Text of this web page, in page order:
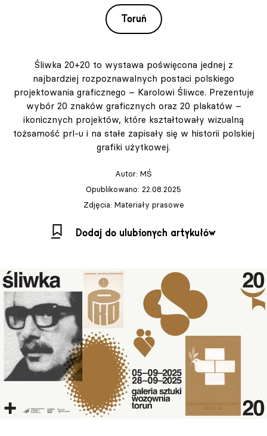
Toruń
Śliwka 20+20 to wystawa poświęcona jednej z
najbardziej rozpoznawalnych postaci polskiego
projektowania graficznego – Karolowi Śliwce. Prezentuje
wybór 20 znaków graficznych oraz 20 plakatów –
ikonicznych projektów, które kształtowały wizualną
tożsamość prl-u i na stałe zapisały się w historii polskiej
grafiki użytkowej.
Autor: MŚ
Opublikowano: 22.08.2025
Zdjęcia: Materiały prasowe
Dodaj do ulubionych artykułów